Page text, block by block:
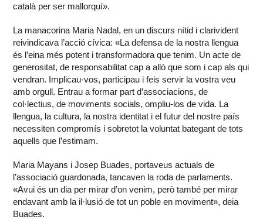
català per ser mallorquí».
La manacorina Maria Nadal, en un discurs nítid i clarivident
reivindicava l’acció cívica: «La defensa de la nostra llengua
és l’eina més potent i transformadora que tenim. Un acte de
generositat, de responsabilitat cap a allò que som i cap als qui
vendran. Implicau-vos, participau i feis servir la vostra veu
amb orgull. Entrau a formar part d’associacions, de
col·lectius, de moviments socials, ompliu-los de vida. La
llengua, la cultura, la nostra identitat i el futur del nostre país
necessiten compromís i sobretot la voluntat bategant de tots
aquells que l’estimam.
Maria Mayans i Josep Buades, portaveus actuals de
l’associació guardonada, tancaven la roda de parlaments.
«Avui és un dia per mirar d’on venim, però també per mirar
endavant amb la il·lusió de tot un poble en moviment», deia
Buades.